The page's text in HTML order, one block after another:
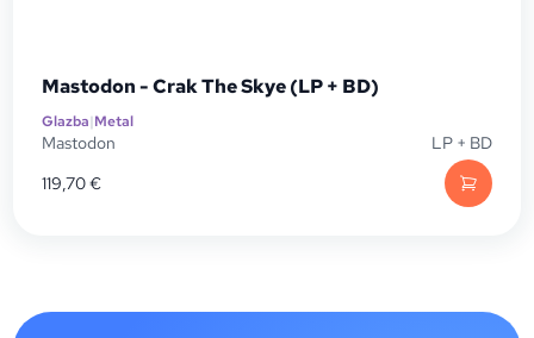
Mastodon - Crak The Skye (LP + BD)
Glazba|Metal
Mastodon
LP + BD
119,70€